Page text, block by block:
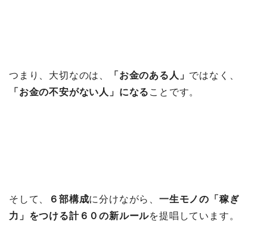
つまり、大切なのは、 「お金のある人」 ではなく、
「お金の不安がない人」になる ことです。
そして、 ６部構成に分けながら、一生モノの「稼ぎ
力」をつける計６０の新ルールを提唱しています。